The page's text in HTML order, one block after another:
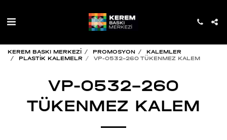
KEREM BASKI MERKEZİ PROMOSYON
KALEMLER
PLASTİK KALEMELR
VP-0532-260 TÜKENMEZ KALEM
VP-0532-260
TÜKENMEZ KALEM